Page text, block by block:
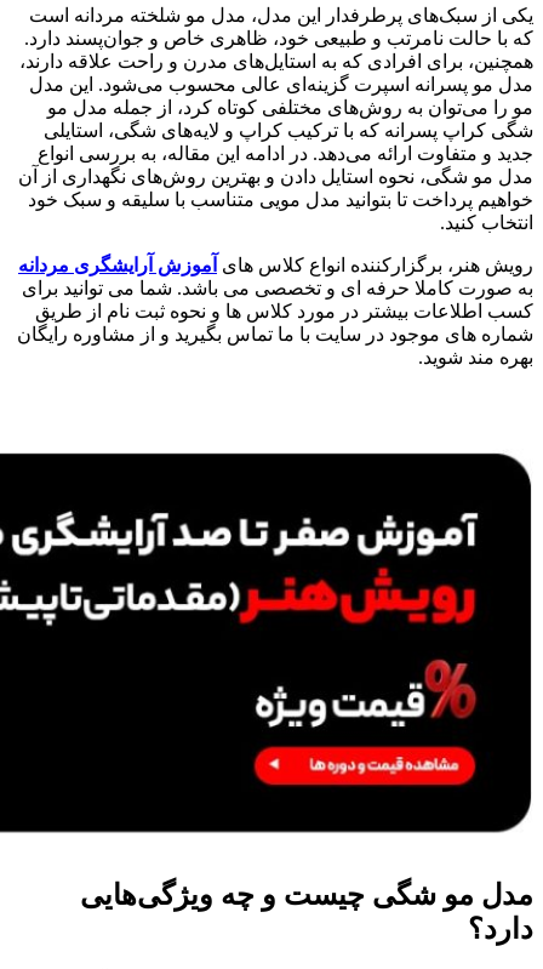
یکی از سبک‌های پرطرفدار این مدل، مدل مو شلخته مردانه است
که با حالت نامرتب و طبیعی خود، ظاهری خاص و جوان‌پسند دارد.
همچنین، برای افرادی که به استایل‌های مدرن و راحت علاقه دارند،
مدل مو پسرانه اسپرت گزینه‌ای عالی محسوب می‌شود. این مدل
مو را می‌توان به روش‌های مختلفی کوتاه کرد، از جمله مدل مو
شگی کراپ پسرانه که با ترکیب کراپ و لایه‌های شگی، استایلی
جدید و متفاوت ارائه می‌دهد. در ادامه این مقاله، به بررسی انواع
مدل مو شگی، نحوه استایل دادن و بهترین روش‌های نگهداری از آن
خواهیم پرداخت تا بتوانید مدل مویی متناسب با سلیقه و سبک خود
انتخاب کنید.
رویش هنر، برگزارکننده انواع کلاس های آموزش آرایشگری مردانه
به صورت کاملا حرفه ای و تخصصی می باشد. شما می توانید برای
کسب اطلاعات بیشتر در مورد کلاس ها و نحوه ثبت نام از طریق
شماره های موجود در سایت با ما تماس بگیرید و از مشاوره رایگان
بهره مند شوید.
مدل مو شگی چیست و چه ویژگی‌هایی
دارد؟